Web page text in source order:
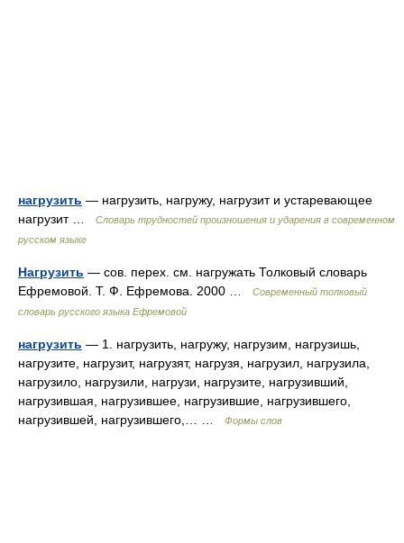
нагрузить — нагрузить, нагружу, нагрузит и устаревающее
нагрузит …
Словарь трудностей произношения и ударения в современном
русском языке
Нагрузить — сов. перех. см. нагружать Толковый словарь
Ефремовой. Т. Ф. Ефремова. 2000 …
Современный толковый
словарь русского языка Ефремовой
нагрузить — 1. нагрузить, нагружу, нагрузим, нагрузишь,
нагрузите, нагрузит, нагрузят, нагрузя, нагрузил, нагрузила,
нагрузило, нагрузили, нагрузи, нагрузите, нагрузивший,
нагрузившая, нагрузившее, нагрузившие, нагрузившего,
нагрузившей, нагрузившего,… …
Формы слов